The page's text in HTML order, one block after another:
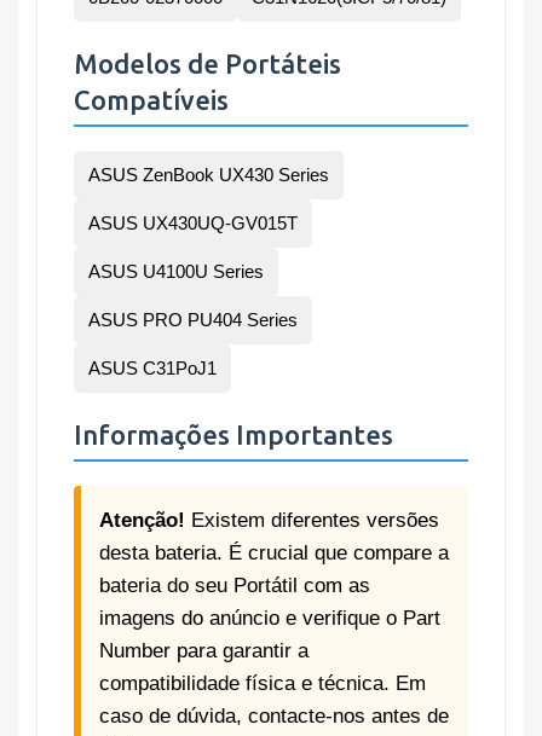
Modelos de Portáteis
Compatíveis
ASUS ZenBook UX430 Series
ASUS UX430UQ-GV015T
ASUS U4100U Series
ASUS PRO PU404 Series
ASUS C31PoJ1
Informações Importantes
Atenção! Existem diferentes versões
desta bateria. É crucial que compare a
bateria do seu Portátil com as
imagens do anúncio e verifique o Part
Number para garantir a
compatibilidade física e técnica. Em
caso de dúvida, contacte-nos antes de